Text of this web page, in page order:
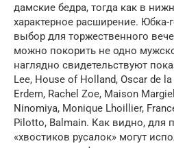
дамские бедра, тогда как в
характерное расширение.
выбор для торжественного
можно покорить не одно
наглядно свидетельствуют
Lee, House of Holland, Oscar de
Erdem, Rachel Zoe, Maison
Ninomiya, Monique Lhoillier,
Pilotto, Balmain. Как видно, для
«хвостиков русалок» могут